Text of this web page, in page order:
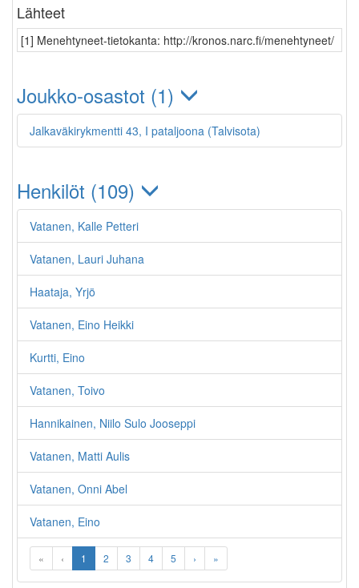
Lähteet
[1] Menehtyneet-tietokanta: http://kronos.narc.fi/menehtyneet/
Joukko-osastot (1)
Jalkaväkirykmentti 43, I pataljoona (Talvisota)
Henkilöt (109)
Vatanen, Kalle Petteri
Vatanen, Lauri Juhana
Haataja, Yrjö
Vatanen, Eino Heikki
Kurtti, Eino
Vatanen, Toivo
Hannikainen, Niilo Sulo Jooseppi
Vatanen, Matti Aulis
Vatanen, Onni Abel
Vatanen, Eino
« ‹ 1 2 3 4 5 › »